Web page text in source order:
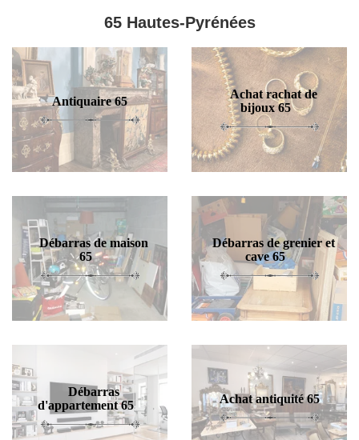
65 Hautes-Pyrénées
Antiquaire 65
Achat rachat de
bijoux 65
Débarras de maison
65
Débarras de grenier et
cave 65
Débarras
d'appartement 65
Achat antiquité 65